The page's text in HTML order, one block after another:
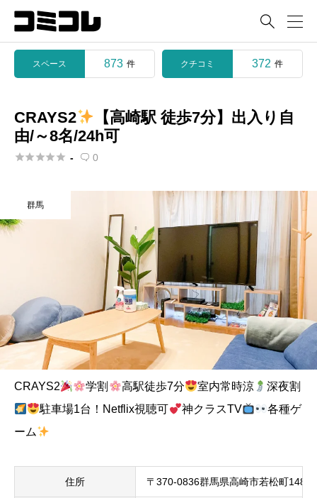

スペース 873 件 クチコミ 372 件
CRAYS2
【高崎駅 徒歩7分】出入り自
由/～8名/24h可
 -  0
群馬
CRAYS2 学割 高駅徒歩7分 室内常時涼
深夜割
駐車場1台！Netflix視聴可
神クラスTV
各種ゲ
ーム
住所 〒370-0836群馬県高崎市若松町148-